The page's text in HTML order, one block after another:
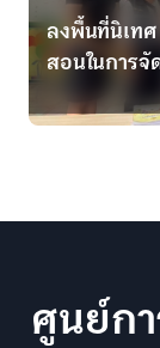
าม และให้กำลัง
รเรียนการสอน
ศูนย์ก